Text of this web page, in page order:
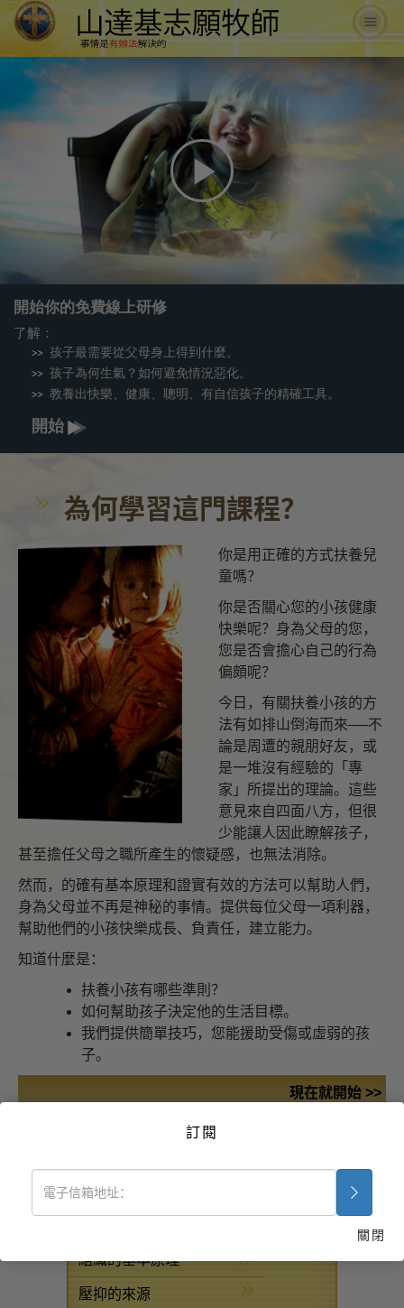
Play
Video
開始你的免費線上研修
了解：
孩子最需要從父母身上得到什麼。
孩子為何生氣？如何避免情況惡化。
教養出快樂、健康、聰明、有自信孩子的精確工具。
開始
為何學習這門課程？
你是用正確的方式扶養兒
童嗎？
你是否關心您的小孩健康
快樂呢？身為父母的您，
您是否會擔心自己的行為
偏頗呢？
今日，有關扶養小孩的方
法有如排山倒海而來──不
論是周遭的親朋好友，或
是一堆沒有經驗的「專
家」所提出的理論。這些
意見來自四面八方，但很
少能讓人因此瞭解孩子，
甚至擔任父母之職所產生的懷疑感，也無法消除。
然而，的確有基本原理和證實有效的方法可以幫助人們，
身為父母並不再是神秘的事情。提供每位父母一項利器，
幫助他們的小孩快樂成長、負責任，建立能力。
知道什麼是：
扶養小孩有哪些準則？
如何幫助孩子決定他的生活目標。
我們提供簡單技巧，您能援助受傷或虛弱的孩
子。
現在就開始 >>
免費線上研修
藥物毒品問題的解決之
道
組織的基本原理
壓抑的來源
訂閱
關閉